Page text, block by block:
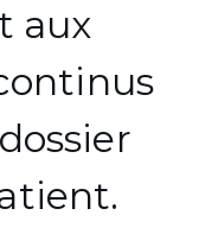
aux